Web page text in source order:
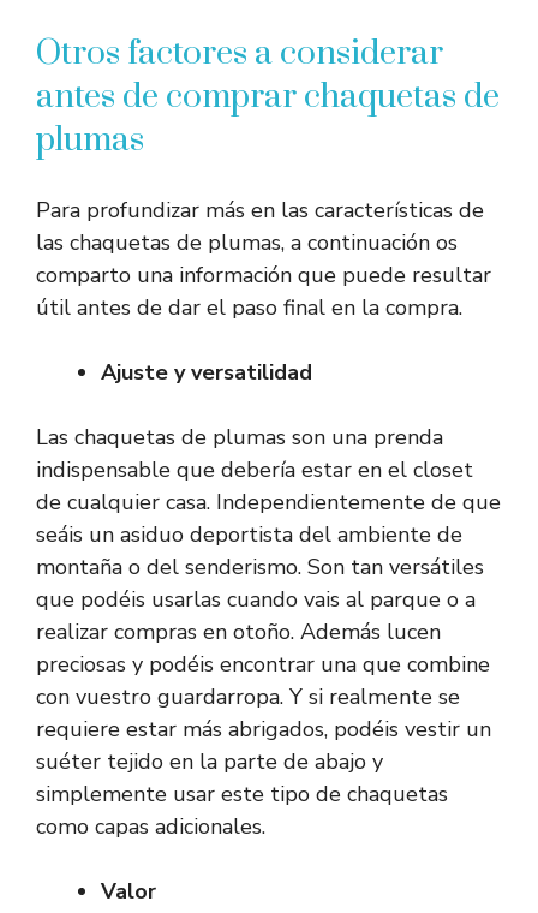
Otros factores a considerar
antes de comprar chaquetas de
plumas
Para profundizar más en las características de
las chaquetas de plumas, a continuación os
comparto una información que puede resultar
útil antes de dar el paso final en la compra.
Ajuste y versatilidad
Las chaquetas de plumas son una prenda
indispensable que debería estar en el closet
de cualquier casa. Independientemente de que
seáis un asiduo deportista del ambiente de
montaña o del senderismo. Son tan versátiles
que podéis usarlas cuando vais al parque o a
realizar compras en otoño. Además lucen
preciosas y podéis encontrar una que combine
con vuestro guardarropa. Y si realmente se
requiere estar más abrigados, podéis vestir un
suéter tejido en la parte de abajo y
simplemente usar este tipo de chaquetas
como capas adicionales.
Valor